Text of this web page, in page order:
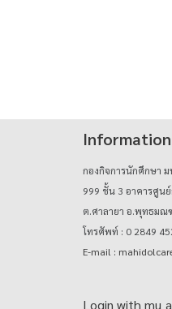
กองกิจการนักศึกษา
999 ชั้น 3 อาคารศูน
ต.ศาลายา อ.พุทธมณ
โทรศัพท์ : 0 2849
E-mail :
Login with